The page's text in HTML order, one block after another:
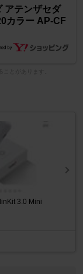
アテンザセダ
カラー AP-CF
3.0 Mini